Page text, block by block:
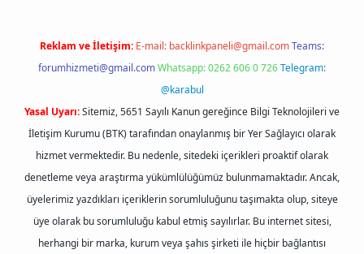
Reklam ve İletişim: E-mail: backlinkpaneli@gmail.comTeams:
forumhizmeti@gmail.comWhatsapp: 0262 606 0 726Telegram:
@karabul
Yasal Uyarı:Sitemiz, 5651 Sayılı Kanun gereğince Bilgi Teknolojileri ve
İletişim Kurumu (BTK) tarafından onaylanmış bir Yer Sağlayıcı olarak
hizmet vermektedir. Bu nedenle, sitedeki içerikleri proaktif olarak
denetleme veya araştırma yükümlülüğümüz bulunmamaktadır. Ancak,
üyelerimiz yazdıkları içeriklerin sorumluluğunu taşımakta olup, siteye
üye olarak bu sorumluluğu kabul etmiş sayılırlar. Bu internet sitesi,
herhangi bir marka, kurum veya şahıs şirketi ile hiçbir bağlantısı